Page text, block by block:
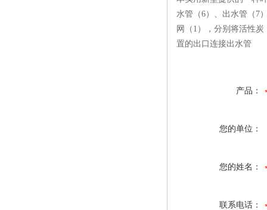
水管（6）、出水管（7
网（1），分别将活性
置的出口连接出水管
产品：
您的单位：
您的姓名：
联系电话：